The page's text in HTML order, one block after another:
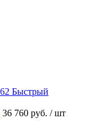
Быстрый
36 760 руб. / шт